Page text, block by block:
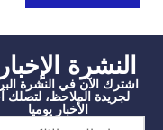
الإخبارية
في النشرة البريدية
الملاحظ، لتصلك آخر
الأخبار يوميا